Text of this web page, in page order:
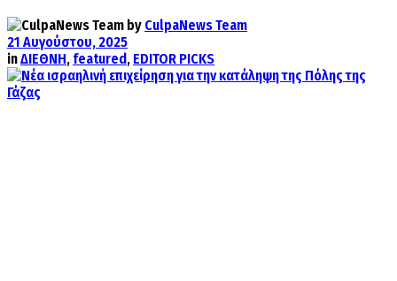
by CulpaNews Team
21 Αυγούστου, 2025
inΔΙΕΘΝΗ, featured, EDITOR PICKS